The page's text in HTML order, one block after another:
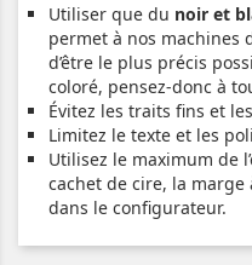
Utiliser que du noir et
permet à nos machines
d’être le plus précis
coloré, pensez-donc à
Évitez les traits fins et
Limitez le texte et les
Utilisez le maximum de
cachet de cire, la
dans le configurateur.